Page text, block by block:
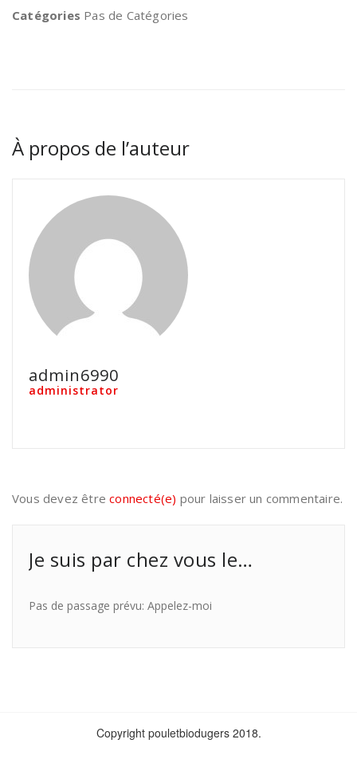
Catégories Pas de Catégories
À propos de l’auteur
admin6990
administrator
Vous devez êtreconnecté(e) pour laisser un commentaire.
Je suis par chez vous le…
Pas de passage prévu: Appelez-moi
Copyright pouletbiodugers 2018.